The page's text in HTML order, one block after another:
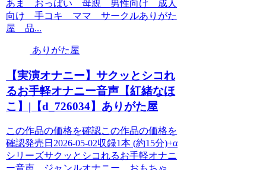
あま おっぱい 母親 男性向け 成人
向け 手コキ ママ サークルありがた
屋 品...
ありがた屋
【実演オナニー】サクッとシコれ
るお手軽オナニー音声【紅緒なほ
こ】|【d_726034】ありがた屋
この作品の価格を確認この作品の価格を
確認発売日2026-05-02収録1本 (約15分)+α
シリーズサクッとシコれるお手軽オナニ